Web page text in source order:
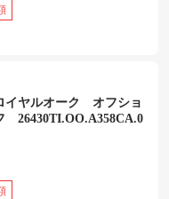
ヤルオーク オフショ
26430TI.OO.A358CA.0